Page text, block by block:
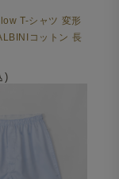
T-シャツ 変形
コットン 長
)